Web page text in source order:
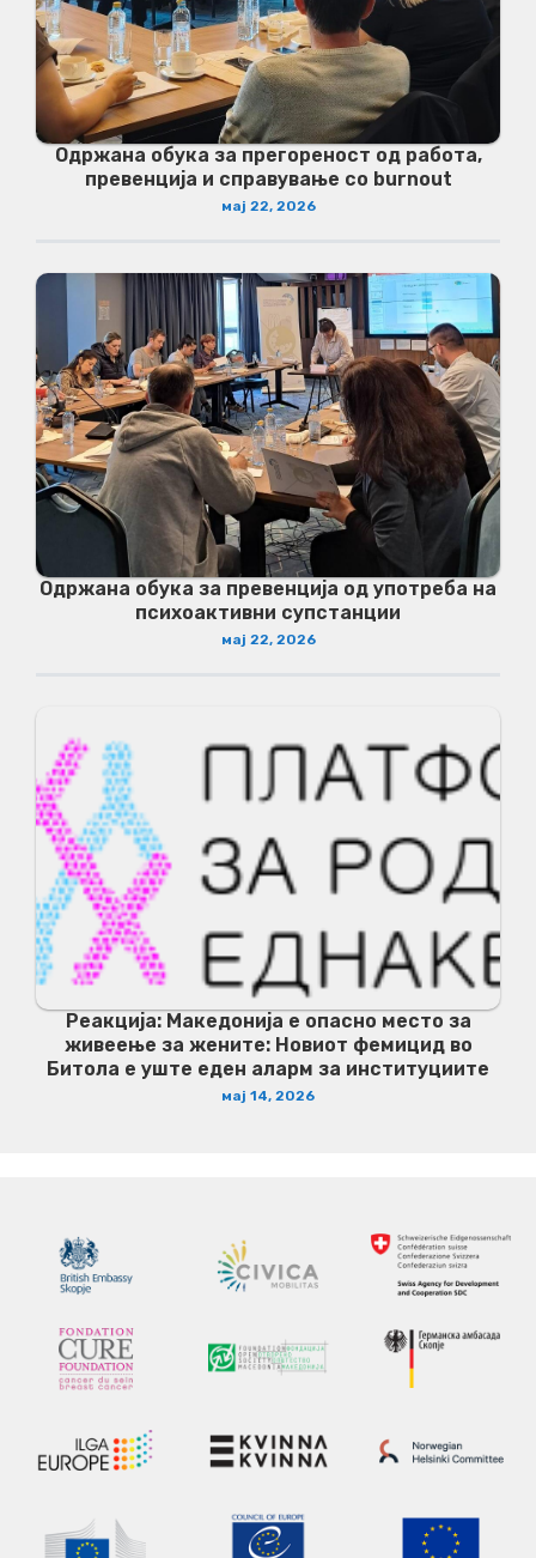
Одржана обука за прегореност од работа,
превенција и справување со burnout
мај 22, 2026
Одржана обука за превенција од употреба на
психоактивни супстанции
мај 22, 2026
Реакција: Македонија е опасно место за
живеење за жените: Новиот фемицид во
Битола е уште еден аларм за институциите
мај 14, 2026